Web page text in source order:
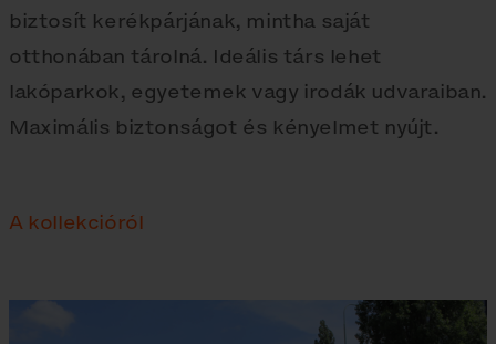
biztosít kerékpárjának, mintha saját
otthonában tárolná. Ideális társ lehet
lakóparkok, egyetemek vagy irodák udvaraiban.
Maximális biztonságot és kényelmet nyújt.
A kollekcióról